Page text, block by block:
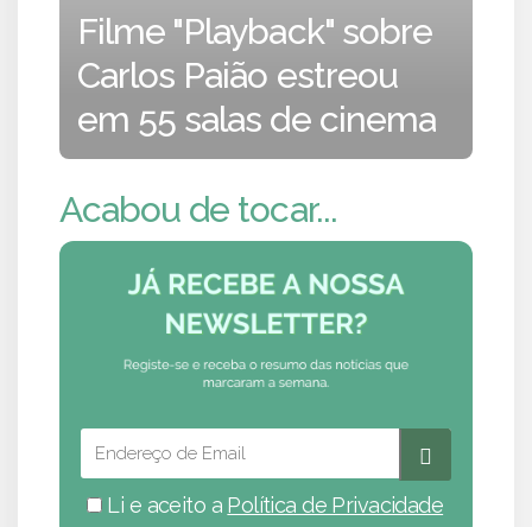
Filme "Playback" sobre
Carlos Paião estreou
em 55 salas de cinema
Acabou de tocar...
Li e aceito a Política de Privacidade